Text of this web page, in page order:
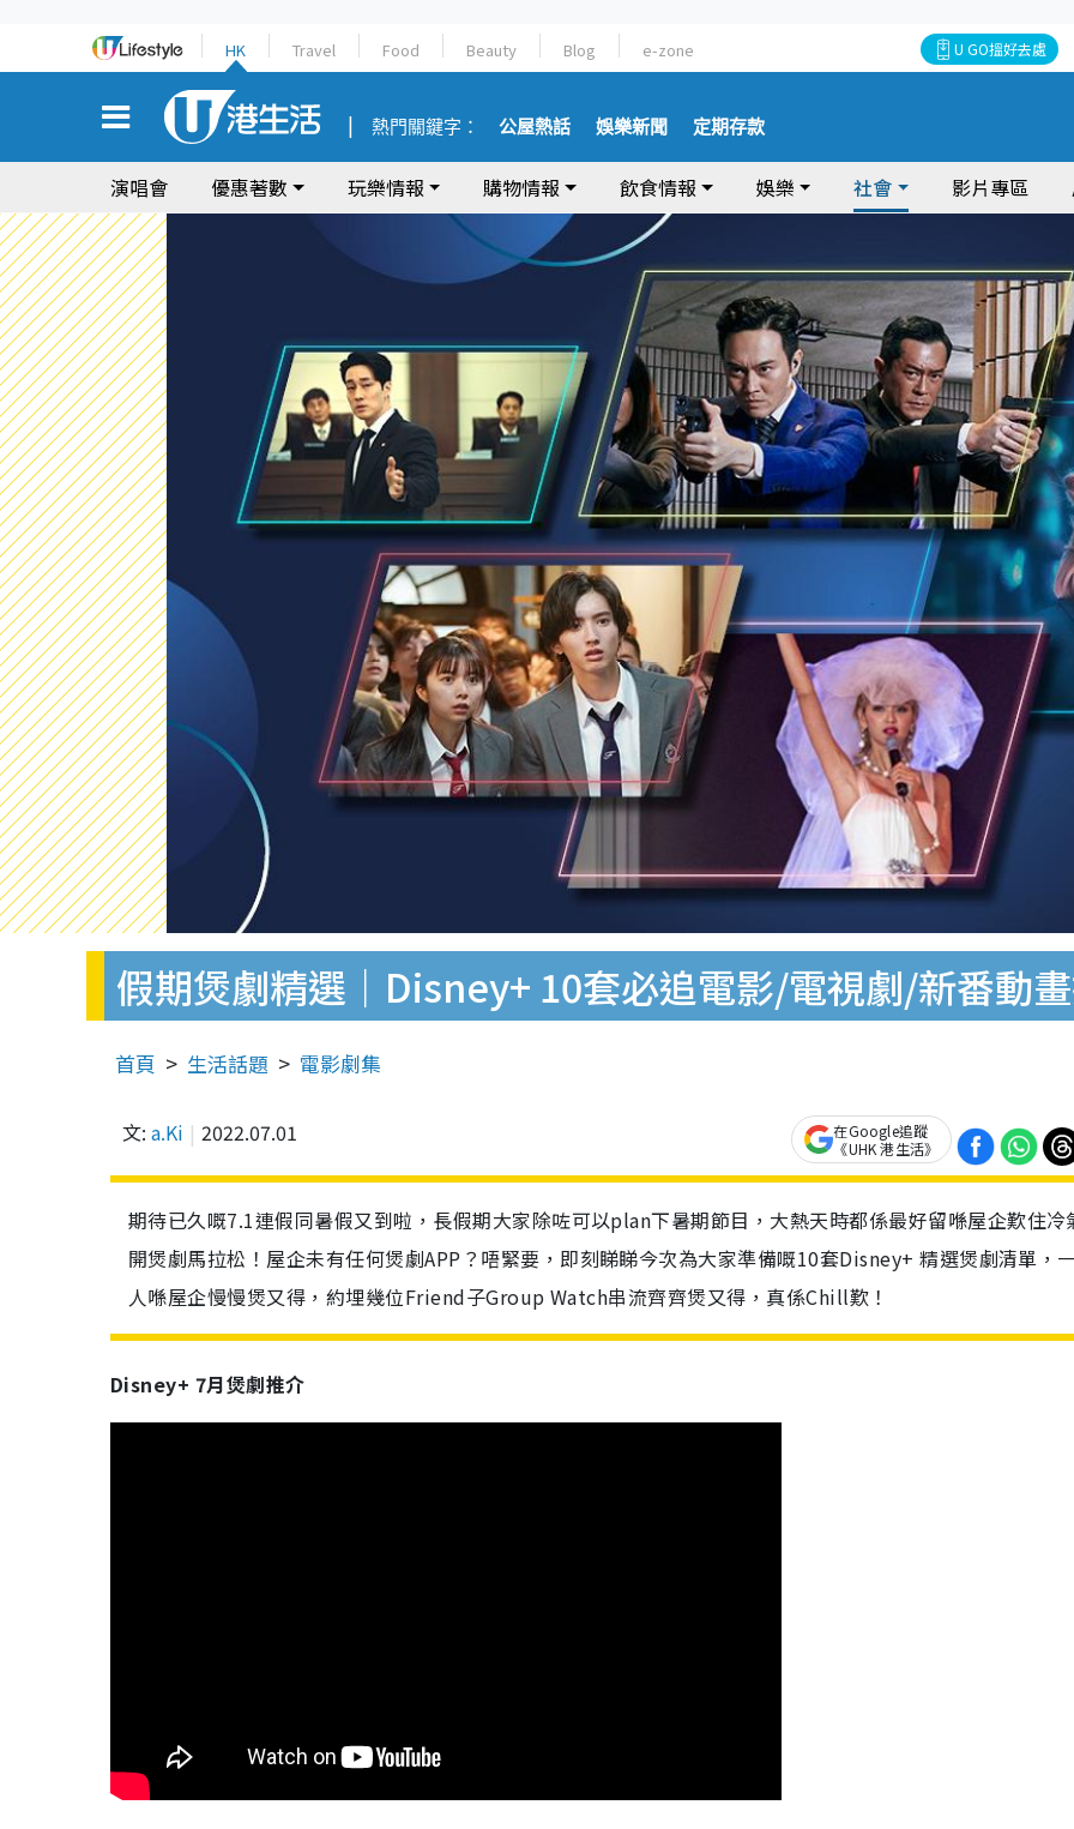
HK Travel Food Beauty Blog e-zone U GO搵好去處
熱門關鍵字： 公屋熱話 娛樂新聞 定期存款
演唱會 優惠著數 玩樂情報 購物情報 飲食情報 娛樂 社會 影片專區
假期煲劇精選｜Disney+ 10套必追電影/電視劇/新番動
首頁 生活話題 電影劇集
文: a.Ki 2022.07.01
在Google追蹤
《UHK 港生活》
期待已久嘅7.1連假同暑假又到啦，長假期大家除咗可以plan下暑期節目，大熱天時都係最好留喺屋企歎住冷
開煲劇馬拉松！屋企未有任何煲劇APP？唔緊要，即刻睇睇今次為大家準備嘅10套Disney+ 精選煲劇清單，
人喺屋企慢慢煲又得，約埋幾位Friend子Group Watch串流齊齊煲又得，真係Chill歎！
Disney+ 7月煲劇推介